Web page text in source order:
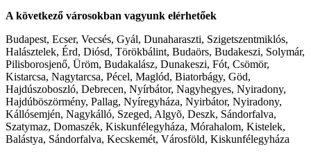
A következő városokban vagyunk elérhetőek
Budapest, Ecser, Vecsés, Gyál, Dunaharaszti, Szigetszentmiklós,
Halásztelek, Érd, Diósd, Törökbálint, Budaörs, Budakeszi, Solymár,
Pilisborosjenő, Üröm, Budakalász, Dunakeszi, Fót, Csömör,
Kistarcsa, Nagytarcsa, Pécel, Maglód, Biatorbágy, Göd,
Hajdúszoboszló, Debrecen, Nyírbátor, Nagyhegyes, Nyiradony,
Hajdúböszörmény, Pallag, Nyíregyháza, Nyirbátor, Nyiradony,
Kállósemjén, Nagykálló, Szeged, Algyõ, Deszk, Sándorfalva,
Szatymaz, Domaszék, Kiskunfélegyháza, Mórahalom, Kistelek,
Balástya, Sándorfalva, Kecskemét, Városföld, Kiskunfélegyháza